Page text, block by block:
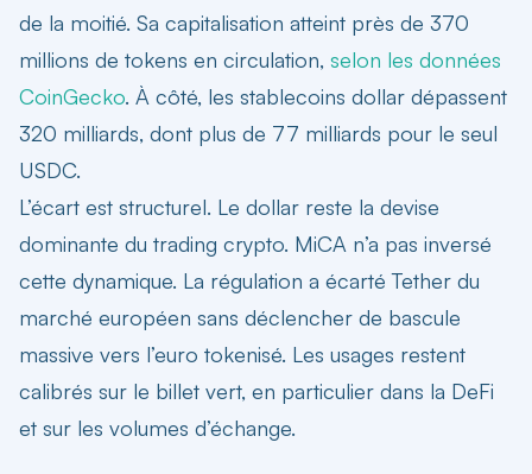
de la moitié. Sa capitalisation atteint près de 370
millions de tokens en circulation, selon les données
CoinGecko. À côté, les stablecoins dollar dépassent
320 milliards, dont plus de 77 milliards pour le seul
USDC.
L’écart est structurel. Le dollar reste la devise
dominante du trading crypto. MiCA n’a pas inversé
cette dynamique. La régulation a écarté Tether du
marché européen sans déclencher de bascule
massive vers l’euro tokenisé. Les usages restent
calibrés sur le billet vert, en particulier dans la DeFi
et sur les volumes d’échange.